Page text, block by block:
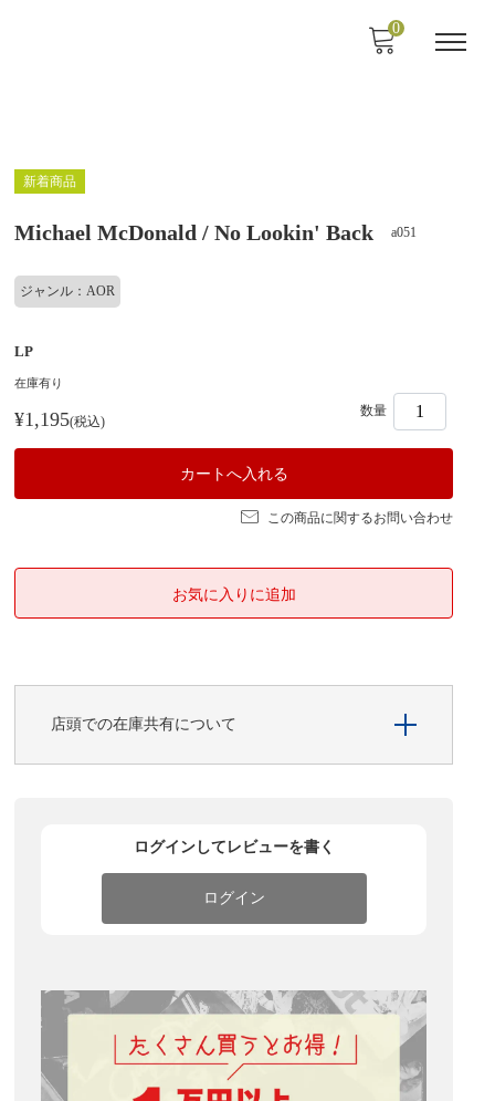
0
新着商品
Michael McDonald / No Lookin' Back a051
ジャンル：AOR
LP
在庫有り
¥1,195(税込)
数量
この商品に関するお問い合わせ
店頭での在庫共有について
ログインしてレビューを書く
ログイン